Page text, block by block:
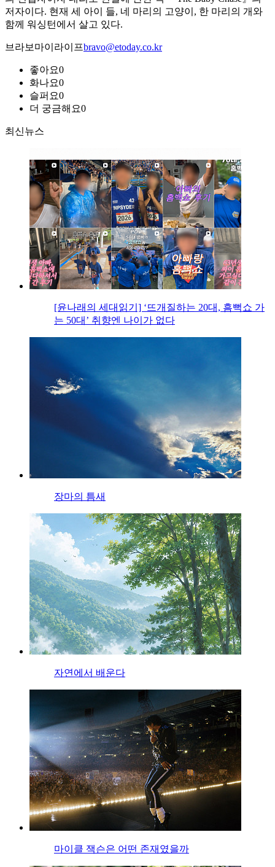
저자이다. 현재 세 아이 들, 네 마리의 고양이, 한 마리의 개와
함께 워싱턴에서 살고 있다.
브라보마이라이프bravo@etoday.co.kr
좋아요0
화나요0
슬퍼요0
더 궁금해요0
최신뉴스
[윤나래의 세대읽기] ‘뜨개질하는 20대, 흠뻑쇼 가
는 50대’ 취향엔 나이가 없다
장마의 틈새
자연에서 배운다
마이클 잭슨은 어떤 존재였을까